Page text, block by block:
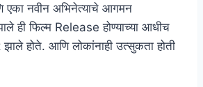
नवीन अभिनेत्याचे आगमन
ही फिल्म Release होण्याच्या आधीच
होते. आणि लोकांनाही उत्सुकता होती